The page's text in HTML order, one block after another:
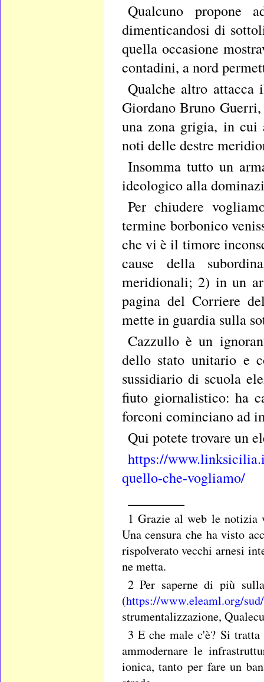
Qualcuno propone
dimenticandosi di
quella occasione
contadini, a nord
Qualche altro
Giordano Bruno
una zona grigia, in
noti delle destre
Insomma tutto un
ideologico alla
Per chiudere
termine borbonico
che vi è il timore
cause della
meridionali; 2) in un
pagina del Corriere
mette in guardia sulla
Cazzullo è un
dello stato unitario e
sussidiario di scuola
fiuto giornalistico: ha
forconi cominciano ad
Qui potete trovare un
https://
quello-che-vogliamo/
1 Grazie al web le notizia
Una censura che ha visto
rispolverato vecchi arnesi
ne metta.
2 Per saperne di più
(https://www.eleaml.org/
strumentalizzazione,
3 E che male c'è? Si
ammodernare le
ionica, tanto per fare un